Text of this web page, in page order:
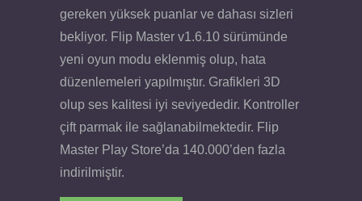
gereken yüksek puanlar ve dahası sizleri
bekliyor. Flip Master v1.6.10 sürümünde
yeni oyun modu eklenmiş olup, hata
düzenlemeleri yapılmıştır. Grafikleri 3D
olup ses kalitesi iyi seviyededir. Kontroller
çift parmak ile sağlanabilmektedir. Flip
Master Play Store’da 140.000’den fazla
indirilmiştir.